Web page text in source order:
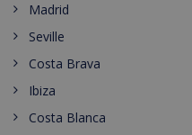
Madrid
Seville
Costa Brava
Ibiza
Costa Blanca